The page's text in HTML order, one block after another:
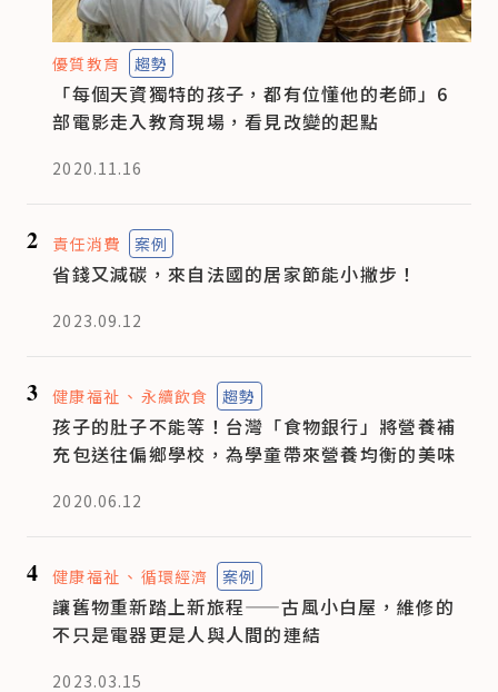
優質教育 趨勢
「每個天資獨特的孩子，都有位懂他的老師」6
部電影走入教育現場，看見改變的起點
2020.11.16
2 責任消費 案例
省錢又減碳，來自法國的居家節能小撇步！
2023.09.12
3 健康福祉 永續飲食 趨勢
孩子的肚子不能等！台灣「食物銀行」將營養補
充包送往偏鄉學校，為學童帶來營養均衡的美味
2020.06.12
4 健康福祉 循環經濟 案例
讓舊物重新踏上新旅程——古風小白屋，維修的
不只是電器更是人與人間的連結
2023.03.15